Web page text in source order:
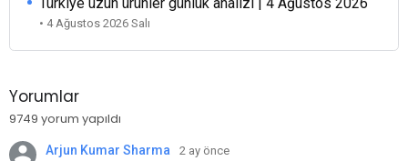
• 4 Ağustos 2026 Salı
Yorumlar
9749 yorum yapıldı
Arjun Kumar Sharma
2 ay önce